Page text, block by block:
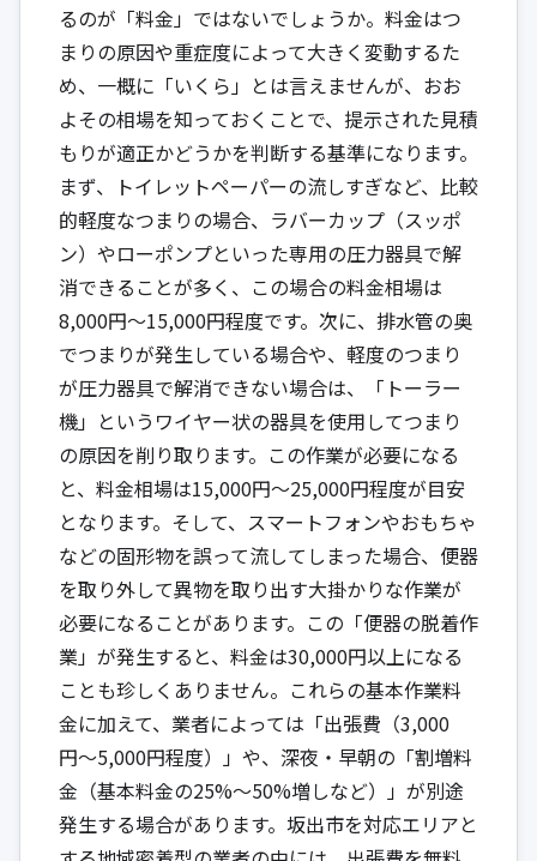
るのが「料金」ではないでしょうか。料金はつ
まりの原因や重症度によって大きく変動するた
め、一概に「いくら」とは言えませんが、おお
よその相場を知っておくことで、提示された見積
もりが適正かどうかを判断する基準になります。
まず、トイレットペーパーの流しすぎなど、比較
的軽度なつまりの場合、ラバーカップ（スッポ
ン）やローポンプといった専用の圧力器具で解
消できることが多く、この場合の料金相場は
8,000円〜15,000円程度です。次に、排水管の奥
でつまりが発生している場合や、軽度のつまり
が圧力器具で解消できない場合は、「トーラー
機」というワイヤー状の器具を使用してつまり
の原因を削り取ります。この作業が必要になる
と、料金相場は15,000円〜25,000円程度が目安
となります。そして、スマートフォンやおもちゃ
などの固形物を誤って流してしまった場合、便器
を取り外して異物を取り出す大掛かりな作業が
必要になることがあります。この「便器の脱着作
業」が発生すると、料金は30,000円以上になる
ことも珍しくありません。これらの基本作業料
金に加えて、業者によっては「出張費（3,000
円〜5,000円程度）」や、深夜・早朝の「割増料
金（基本料金の25%〜50%増しなど）」が別途
発生する場合があります。坂出市を対応エリアと